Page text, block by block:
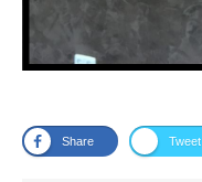
Share Tweet